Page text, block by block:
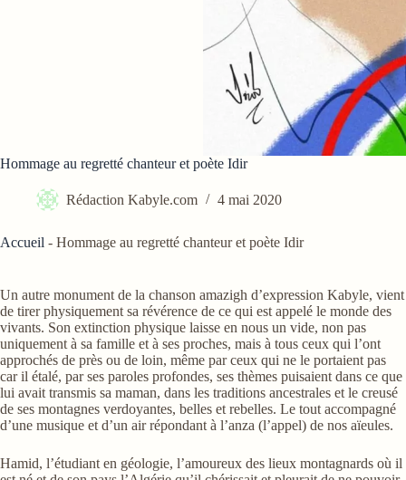
Hommage au regretté chanteur et poète Idir
Rédaction Kabyle.com 4 mai 2020
Accueil - Hommage au regretté chanteur et poète Idir
Un autre monument de la chanson amazigh d’expression Kabyle, vient
de tirer physiquement sa révérence de ce qui est appelé le monde des
vivants. Son extinction physique laisse en nous un vide, non pas
uniquement à sa famille et à ses proches, mais à tous ceux qui l’ont
approchés de près ou de loin, même par ceux qui ne le portaient pas
car il étalé, par ses paroles profondes, ses thèmes puisaient dans ce que
lui avait transmis sa maman, dans les traditions ancestrales et le creusé
de ses montagnes verdoyantes, belles et rebelles. Le tout accompagné
d’une musique et d’un air répondant à l’anza (l’appel) de nos aïeules.
Hamid, l’étudiant en géologie, l’amoureux des lieux montagnards où il